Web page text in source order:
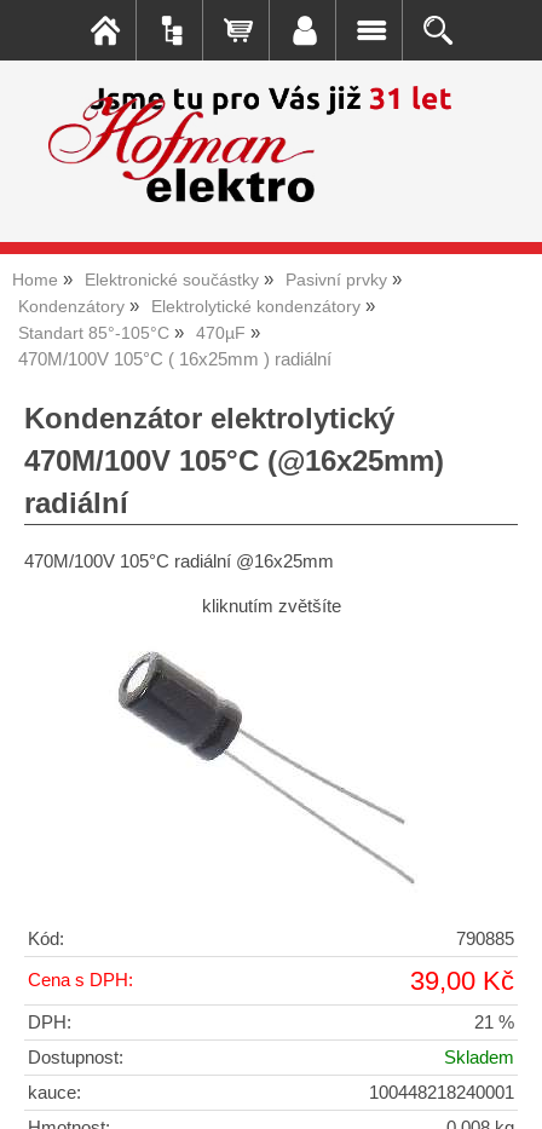
Home Elektronické součástky
Pasivní prvky
Kondenzátory
Elektrolytické kondenzátory
Standart 85°-105°C
470µF
470M/100V 105°C ( 16x25mm ) radiální
Kondenzátor elektrolytický
470M/100V 105°C (@16x25mm)
radiální
470M/100V 105°C radiální @16x25mm
kliknutím zvětšíte
Kód: 790885
Cena s DPH: 39,00 Kč
DPH:
21 %
Dostupnost:
Skladem
kauce:
100448218240001